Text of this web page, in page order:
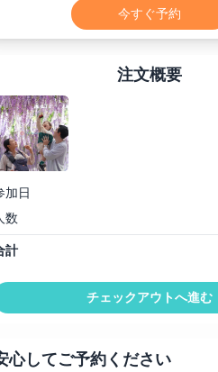
今すぐ予約
注文概要
加日
数
計
チェックアウトへ進む
心してご予約ください